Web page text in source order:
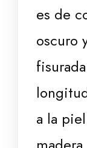
es de
oscuro
a la